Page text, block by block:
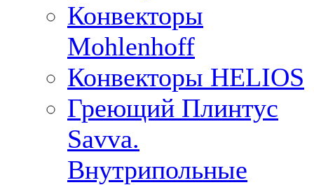
Конвекторы
Mohlenhoff
Конвекторы HELIOS
Греющий Плинтус
Savva.
Внутрипольные